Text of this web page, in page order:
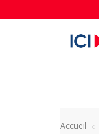
Accueil